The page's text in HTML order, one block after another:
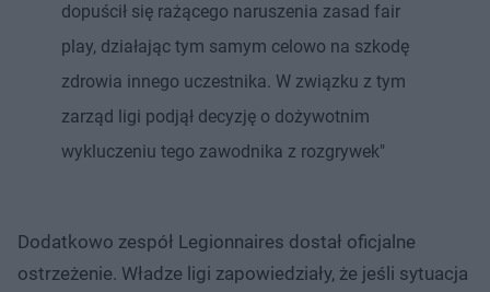
dopuścił się rażącego naruszenia zasad fair
play, działając tym samym celowo na szkodę
zdrowia innego uczestnika. W związku z tym
zarząd ligi podjął decyzję o dożywotnim
wykluczeniu tego zawodnika z rozgrywek"
Dodatkowo zespół Legionnaires dostał oficjalne
ostrzeżenie. Władze ligi zapowiedziały, że jeśli sytuacja